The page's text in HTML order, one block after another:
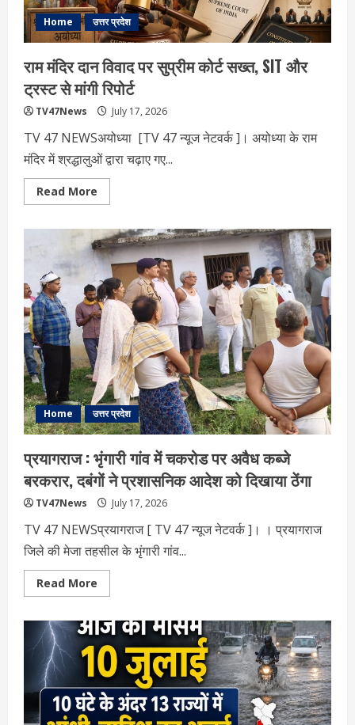
Home उत्तर प्रदेश
राम मंदिर दान विवाद पर सुप्रीम कोर्ट सख्त, SIT और
ट्रस्ट से मांगी रिपोर्ट
TV47News July 17, 2026
TV 47 NEWSअयोध्या [TV 47 न्‍यूज नेटवर्क ]। अयोध्या के राम
मंदिर में श्रद्धालुओं द्वारा चढ़ाए गए...
Read More
more
मंदिर
दान
विवाद
पर
सुप्रीम
कोर्ट
सख्त,
SIT
और
ट्रस्ट
से
मांगी
रिपोर्ट
Home उत्तर प्रदेश
प्रयागराज : भृंगारी गांव में चकरोड पर अवैध कब्जे
बरकरार, दबंगों ने प्रशासनिक आदेश को द‍िखाया ठेंगा
TV47News July 17, 2026
TV 47 NEWSप्रयागराज [ TV 47 न्‍यूज नेटवर्क ]। । प्रयागराज
जिले की मेजा तहसील के भृंगारी गांव...
Read More
more
भृंगारी
गांव
में
चकरोड
पर
अवैध
कब्जे
बरकरार,